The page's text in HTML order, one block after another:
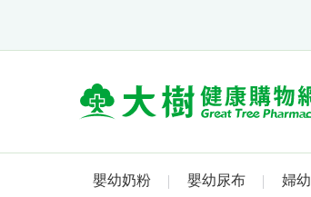
嬰幼奶粉 嬰幼尿布 婦幼